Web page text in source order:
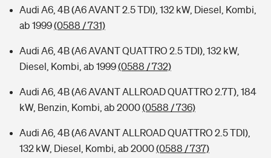
Audi A6, 4B (A6 AVANT 2.5 TDI), 132 kW, Diesel, Kombi,
ab 1999(0588 / 731)
Audi A6, 4B (A6 AVANT QUATTRO 2.5 TDI), 132 kW,
Diesel, Kombi, ab 1999(0588 / 732)
Audi A6, 4B (A6 AVANT ALLROAD QUATTRO 2.7T), 184
kW, Benzin, Kombi, ab 2000(0588 / 736)
Audi A6, 4B (A6 AVANT ALLROAD QUATTRO 2.5 TDI),
132 kW, Diesel, Kombi, ab 2000(0588 / 737)